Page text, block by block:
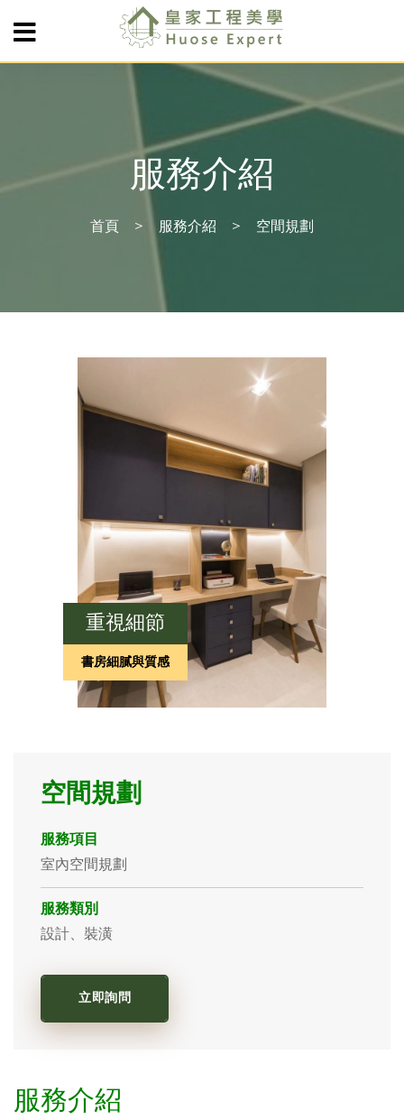
服務介紹
首頁 服務介紹 空間規劃
重視細節
書房細膩與質感
空間規劃
服務項目
室內空間規劃
服務類別
設計、裝潢
立即詢問
服務介紹